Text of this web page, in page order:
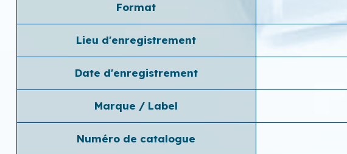
Format
Lieu d'enregistrement
Date d'enregistrement
Marque / Label
Numéro de catalogue